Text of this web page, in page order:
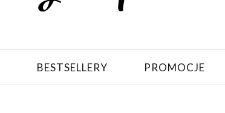
BESTSELLERY PROMOCJE